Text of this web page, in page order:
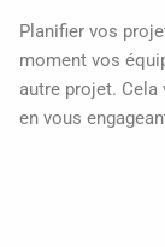
Planifier vos
moment vos
autre projet. Cela
en vous